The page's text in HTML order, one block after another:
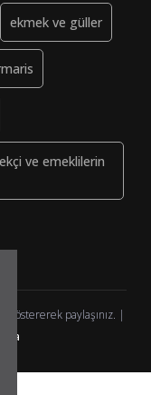
ekmek ve güller
ve emeklilerin
göstererek paylaşınız. |